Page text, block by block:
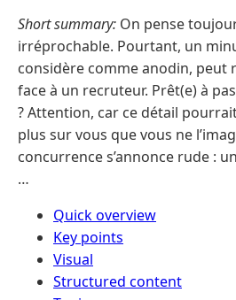
Short summary: On pense
irréprochable. Pourtant, un
considère comme anodin, peut
face à un recruteur. Prêt(e) à
? Attention, car ce détail
plus sur vous que vous ne
concurrence s’annonce rude :
…
Quick overview
Key points
Visual
Structured content